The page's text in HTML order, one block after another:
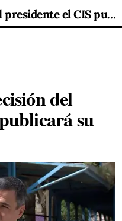
Tras conocer la decisión del presidente el CIS publicará su 'encuesta flash'
del
su